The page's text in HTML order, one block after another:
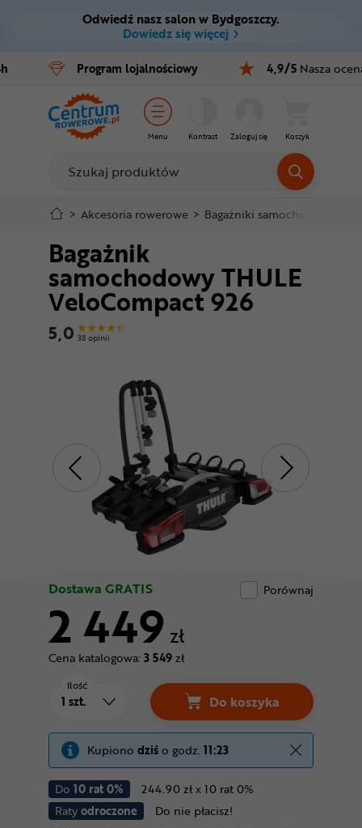
Ctrl M
Menu główne
Informacje o produkcie
Do koszyka
Szczegółowe informacje
Stopka
Mapa strony
Odwiedź nasz salon w Bydgoszczy.
Dowiedz się więcej
Program lojalnościowy 4,9/5 Nasza
Menu Kontrast Zaloguj się Koszyk
Rowery
E-bike
Części
Akcesoria
Odzież
Kaski
Buty
Warsztat
Superoferta
> Akcesoria rowerowe > Bagażniki samochodowe na
Bagażnik
samochodowy THULE
VeloCompact 926
5,0 38 opinii
Dostawa GRATIS Porównaj
2 449 zł
Cena katalogowa: 3 549zł
Do 10 rat 0%
244.90 zł x 10 rat 0%
Ratyodroczone
Do nie płacisz!
Ilość
Do koszyka
Kupiono dziśo godz. 11:23